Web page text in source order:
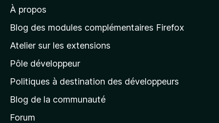
à
l
p
a
g
d
À propos
Blog des modules complémentaires Firefox
Atelier sur les extensions
Pôle développeur
Politiques à destination des développeurs
Blog de la communauté
Forum